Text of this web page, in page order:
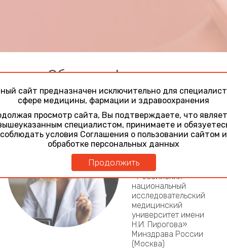
Общая информация
Модератор:
Вадимовна — кандидат
медицинских наук,
доцент кафедры
кожных болезней и
косметологии ФДПО
ФГАОУ ВО
«Российский
национальный
исследовательский
медицинский
университет имени
Н.И. Пирогова»
Минздрава России
(Москва)
сайт предназначен исключительно для
сфере медицины, фармации и здравоохранения
просмотр сайта, Вы подтверждаете, что
специалистом, принимаете и
соблюдать условия Соглашения о пользовании сайтом и
обработке персональных данных
Продолжить